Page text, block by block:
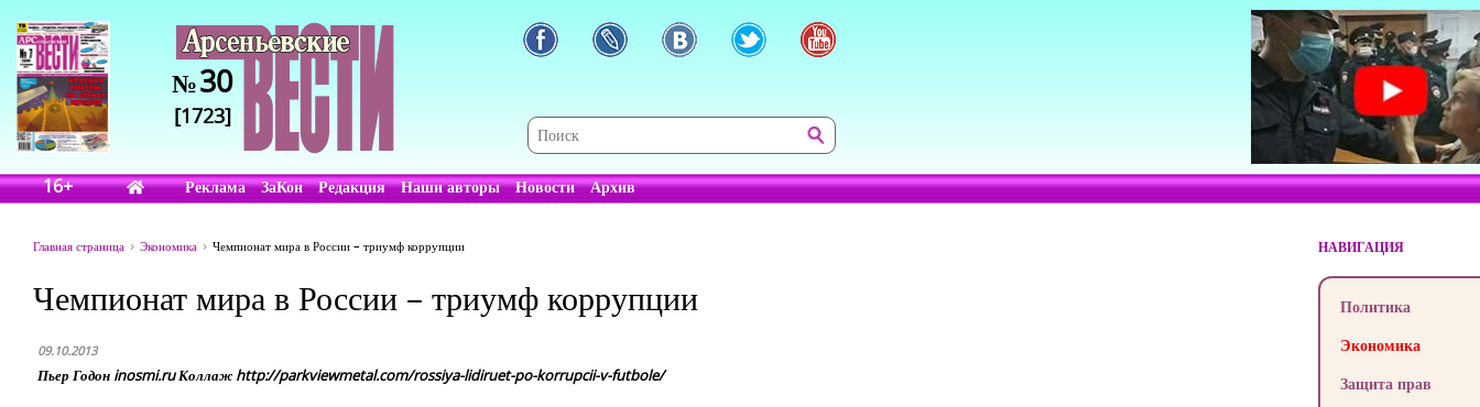
№30
[1723]
16+ Реклама ЗаКон Редакция Наши авторы Новости Архив
Главная страница Экономика Чемпионат мира в России – триумф коррупции
Чемпионат мира в России – триумф коррупции
09.10.2013
Пьер Годон inosmi.ru Коллаж http://parkviewmetal.com/rossiya-lidiruet-po-korrupcii-v-futbole/
НАВИГАЦИЯ
Политика
Экономика
Защита прав